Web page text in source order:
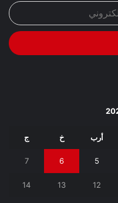
أرب خ ج
5
6
7
12
13
14